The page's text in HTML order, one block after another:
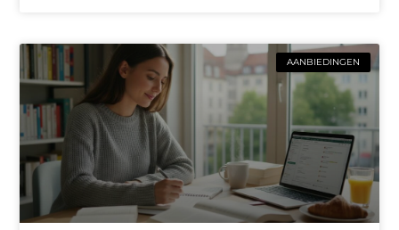
AANBIEDINGEN